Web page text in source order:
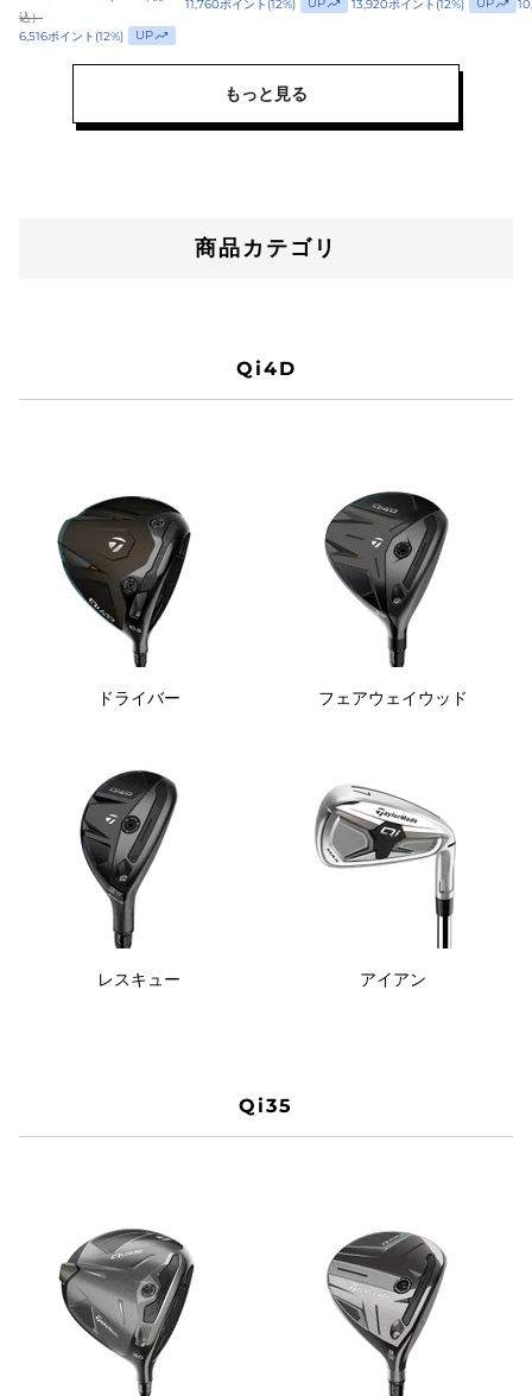
バ
込）
6,516ポイント (12%) UP
11,760ポイント (12%) 13,920ポイント (12%)
もっと見る
商品カテゴリ
Qi4D
ドライバー フェアウェイウッド
レスキュー アイアン
Qi35